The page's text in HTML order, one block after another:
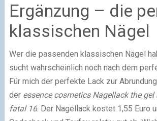
Ergänzung – die
klassischen Nägel
Wer die passenden klassischen Nägel
sucht wahrscheinlich noch nach dem
Für mich der perfekte Lack zur
der essence cosmetics Nagellack the
fatal 16. Der Nagellack kostet 1,55 Euro